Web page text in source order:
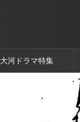
大河ドラマ特集